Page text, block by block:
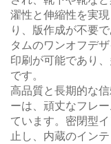
濯性と伸縮性を実
り、版作成が不要
タムのワンオフデ
印刷が可能であり
です。
高品質と長期的な
ーは、頑丈なフレ
ています。密閉型
止し、内蔵のイン